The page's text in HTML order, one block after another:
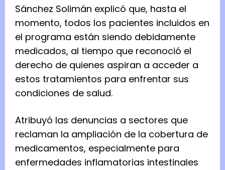
Sánchez Solimán explicó que, hasta el
momento, todos los pacientes incluidos en
el programa están siendo debidamente
medicados, al tiempo que reconoció el
derecho de quienes aspiran a acceder a
estos tratamientos para enfrentar sus
condiciones de salud.
Atribuyó las denuncias a sectores que
reclaman la ampliación de la cobertura de
medicamentos, especialmente para
enfermedades inflamatorias intestinales